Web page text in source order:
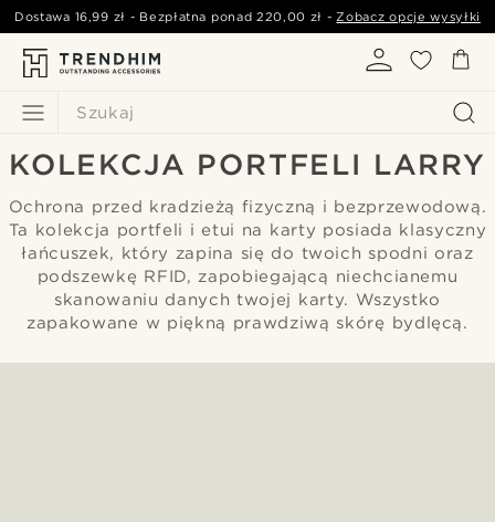
Szukaj
Dostawa 16,99 zł - Bezpłatna ponad220,00 zł -Zobacz opcje wysyłki
KOLEKCJA PORTFELI LARRY
Ochrona przed kradzieżą fizyczną i bezprzewodową.
Ta kolekcja portfeli i etui na karty posiada klasyczny
łańcuszek, który zapina się do twoich spodni oraz
podszewkę RFID, zapobiegającą niechcianemu
skanowaniu danych twojej karty. Wszystko
zapakowane w piękną prawdziwą skórę bydlęcą.